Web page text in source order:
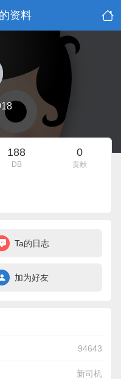
资料
188
DB
0
贡献
Ta的日志
加为好友
94643
新司机